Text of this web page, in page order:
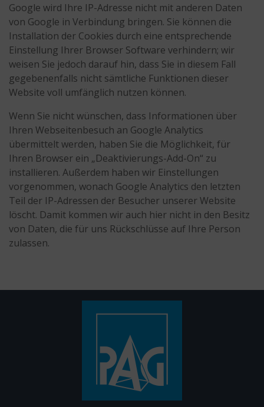
Google wird Ihre IP-Adresse nicht mit anderen Daten
von Google in Verbindung bringen. Sie können die
Installation der Cookies durch eine entsprechende
Einstellung Ihrer Browser Software verhindern; wir
weisen Sie jedoch darauf hin, dass Sie in diesem Fall
gegebenenfalls nicht sämtliche Funktionen dieser
Website voll umfänglich nutzen können.
Wenn Sie nicht wünschen, dass Informationen über
Ihren Webseitenbesuch an Google Analytics
übermittelt werden, haben Sie die Möglichkeit, für
Ihren Browser ein „Deaktivierungs-Add-On“ zu
installieren. Außerdem haben wir Einstellungen
vorgenommen, wonach Google Analytics den letzten
Teil der IP-Adressen der Besucher unserer Website
löscht. Damit kommen wir auch hier nicht in den Besitz
von Daten, die für uns Rückschlüsse auf Ihre Person
zulassen.